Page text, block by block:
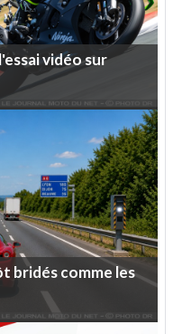
l'essaividéosur
bridéscommeles